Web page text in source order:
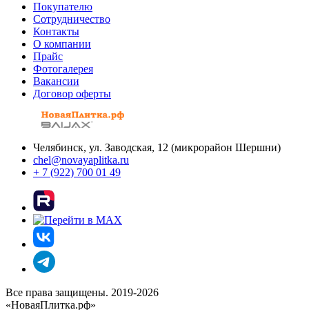
Покупателю
Сотрудничество
Контакты
О компании
Прайс
Фотогалерея
Вакансии
Договор оферты
Челябинск, ул. Заводская, 12 (микрорайон Шершни)
chel@novayaplitka.ru
+ 7 (922) 700 01 49
Все права защищены. 2019-2026
«НоваяПлитка.рф»